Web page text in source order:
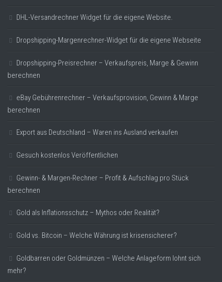
DHL-Versandrechner Widget für die eigene Website.
Dropshipping-Margenrechner-Widget für die eigene Webseite
Dropshipping-Preisrechner – Verkaufspreis, Marge & Gewinn
berechnen
eBay Gebührenrechner – Verkaufsprovision, Gewinn & Marge
berechnen
Export aus Deutschland – Waren ins Ausland verkaufen
Gesuch kostenlos Veröffentlichen
Gewinn- & Margen-Rechner – Profit & Aufschlag pro Stück
berechnen
Gold als Inflationsschutz – Mythos oder Realität?
Gold vs. Bitcoin – Welche Währung ist krisensicherer?
Goldbarren oder Goldmünzen – Welche Anlageform lohnt sich
mehr?